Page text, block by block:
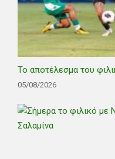
Το αποτέλεσμα του
05/08/2026